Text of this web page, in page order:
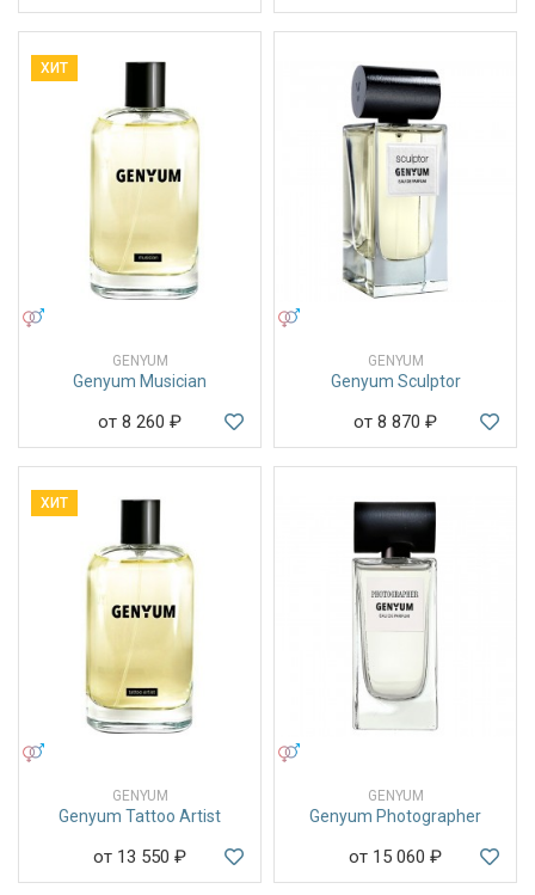
ХИТ
GENYUM
Genyum Musician
от 8 260 ₽
GENYUM
Genyum Sculptor
от 8 870 ₽
ХИТ
GENYUM
Genyum Tattoo Artist
от 13 550 ₽
GENYUM
Genyum Photographer
от 15 060 ₽